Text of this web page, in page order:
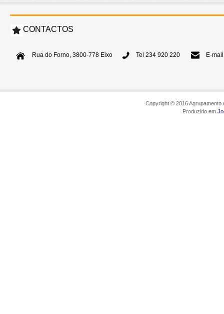
CONTACTOS
Rua do Forno, 3800-778 Eixo Tel 234 920 220 E-
Copyright © 2016
Produzido em